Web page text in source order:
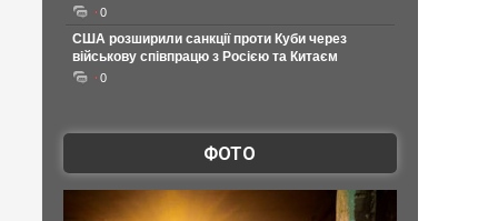
0
США розширили санкції проти Куби через
військову співпрацю з Росією та Китаєм
0
ФОТО